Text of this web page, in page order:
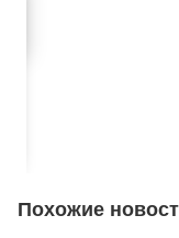
Похожие